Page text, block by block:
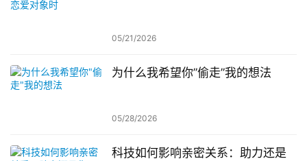
05/21/2026
为什么我希望你”偷走”我的想法
05/28/2026
科技如何影响亲密关系：助力还是